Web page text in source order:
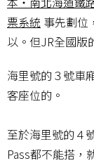
票系統 事先劃位
以。但JR全國版
海里號的３號車
客座位的。
至於海里號的４
Pass都不能搭，